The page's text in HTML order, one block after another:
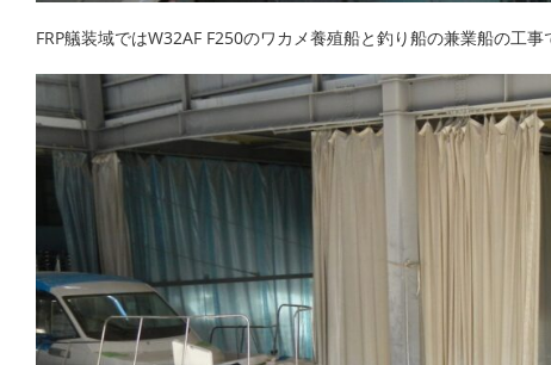
FRP艤装域ではW32AF F250のワカメ養殖船と釣り船の兼業船の工